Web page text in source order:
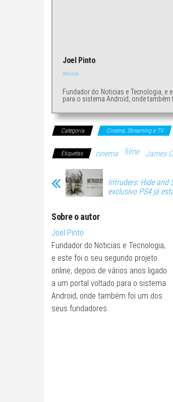
Joel Pinto
Website
Fundador do Noticias e Tecnologia,
para o sistema Android, onde
Categoria Cinema, Streaming e TV
Etiquetas cinema filme James
Intruders: Hide and
exclusivo PS4 já
Sobre o autor
Joel Pinto
Fundador do Noticias e Tecnologia,
e este foi o seu segundo projeto
online, depois de vários anos ligado
a um portal voltado para o sistema
Android, onde também foi um dos
seus fundadores.